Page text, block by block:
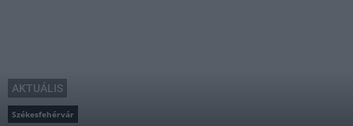
AKTUÁLIS
Székesfehérvár